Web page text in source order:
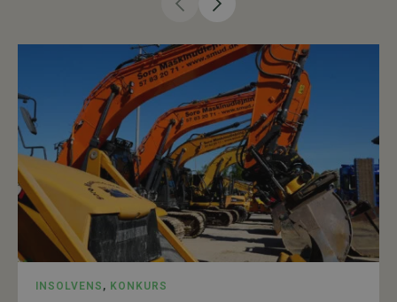
INSOLVENS , KONKURS